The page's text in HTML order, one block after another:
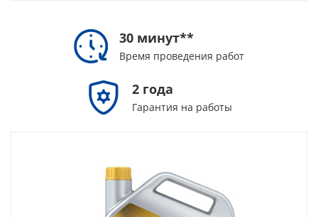
30 минут**
Время проведения работ
2 года
Гарантия на работы